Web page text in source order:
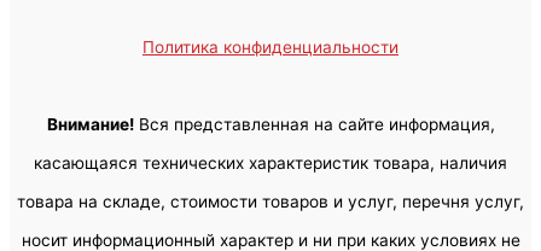
Политика конфиденциальности
Внимание!Вся представленная на сайте информация,
касающаяся технических характеристик товара, наличия
товара на складе, стоимости товаров и услуг, перечня услуг,
носит информационный характер и ни при каких условиях не